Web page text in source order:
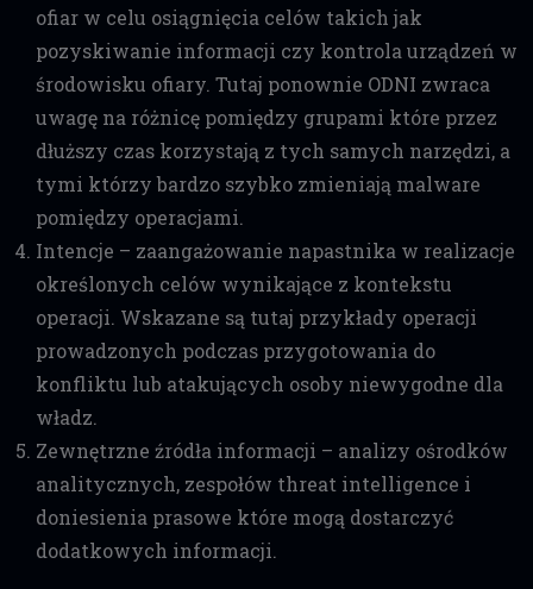
ofiar w celu osiągnięcia celów takich jak
pozyskiwanie informacji czy kontrola urządzeń w
środowisku ofiary. Tutaj ponownie ODNI zwraca
uwagę na różnicę pomiędzy grupami które przez
dłuższy czas korzystają z tych samych narzędzi, a
tymi którzy bardzo szybko zmieniają malware
pomiędzy operacjami.
Intencje – zaangażowanie napastnika w realizacje
określonych celów wynikające z kontekstu
operacji. Wskazane są tutaj przykłady operacji
prowadzonych podczas przygotowania do
konfliktu lub atakujących osoby niewygodne dla
władz.
Zewnętrzne źródła informacji – analizy ośrodków
analitycznych, zespołów threat intelligence i
doniesienia prasowe które mogą dostarczyć
dodatkowych informacji.